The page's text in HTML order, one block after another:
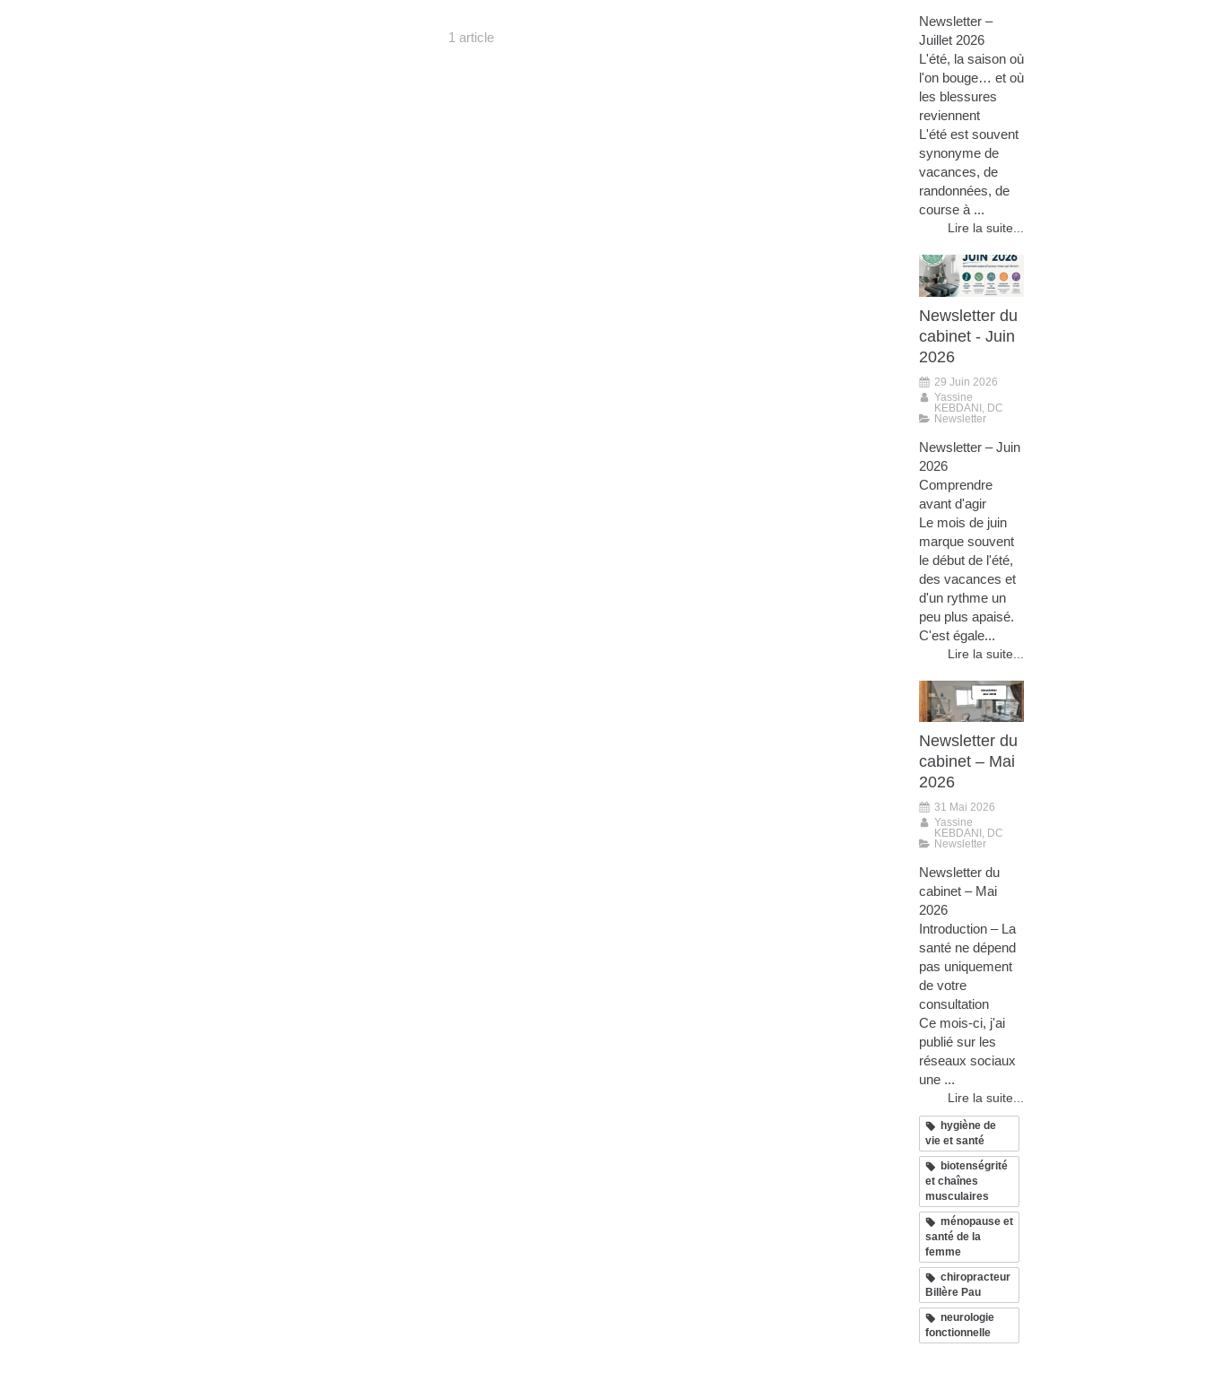
1 article
Newsletter –
Juillet 2026
L'été, la saison où
l'on bouge… et où
les blessures
reviennent
L'été est souvent
synonyme de
vacances, de
randonnées, de
course à ...
Lire la suite...
Newsletter du
cabinet - Juin
2026
29 Juin 2026
Yassine
KEBDANI, DC
Newsletter
Newsletter – Juin
2026
Comprendre
avant d'agir
Le mois de juin
marque souvent
le début de l'été,
des vacances et
d'un rythme un
peu plus apaisé.
C'est égale...
Lire la suite...
Newsletter du
cabinet – Mai
2026
31 Mai 2026
Yassine
KEBDANI, DC
Newsletter
Newsletter du
cabinet – Mai
2026
Introduction – La
santé ne dépend
pas uniquement
de votre
consultation
Ce mois-ci, j'ai
publié sur les
réseaux sociaux
une ...
Lire la suite...
hygiène de
vie et santé
biotenségrité
et chaînes
musculaires
ménopause et
santé de la
femme
chiropracteur
Billère Pau
neurologie
fonctionnelle